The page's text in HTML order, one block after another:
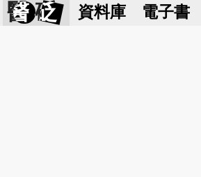
醫 砭 資料庫 電子書